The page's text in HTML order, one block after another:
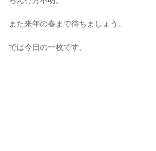
また来年の春まで待ちましょう。
では今日の一枚です。